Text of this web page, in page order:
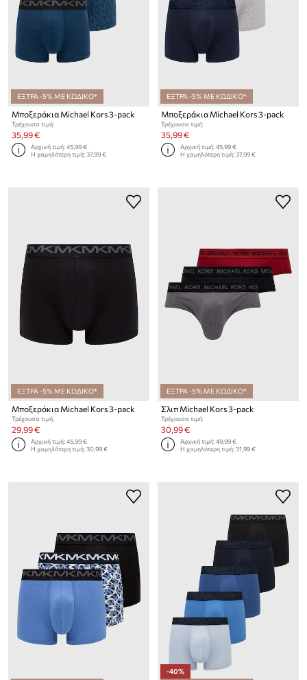
ΕΞΤΡΑ -5% ΜΕ ΚΩΔΙΚΟ*
Μποξεράκια Michael Kors 3-pack
Τρέχουσα τιμή:
35,99 €
Αρχική τιμή:45,99 €
Η χαμηλότερη τιμή:37,99 €
ΕΞΤΡΑ -5% ΜΕ ΚΩΔΙΚΟ*
Μποξεράκια Michael Kors 3-pack
Τρέχουσα τιμή:
35,99 €
Αρχική τιμή:45,99 €
Η χαμηλότερη τιμή:37,99 €
ΕΞΤΡΑ -5% ΜΕ ΚΩΔΙΚΟ*
Μποξεράκια Michael Kors 3-pack
Τρέχουσα τιμή:
29,99 €
Αρχική τιμή:45,99 €
Η χαμηλότερη τιμή:30,99 €
ΕΞΤΡΑ -5% ΜΕ ΚΩΔΙΚΟ*
Σλιπ Michael Kors 3-pack
Τρέχουσα τιμή:
30,99 €
Αρχική τιμή:49,99 €
Η χαμηλότερη τιμή:31,99 €
-40%